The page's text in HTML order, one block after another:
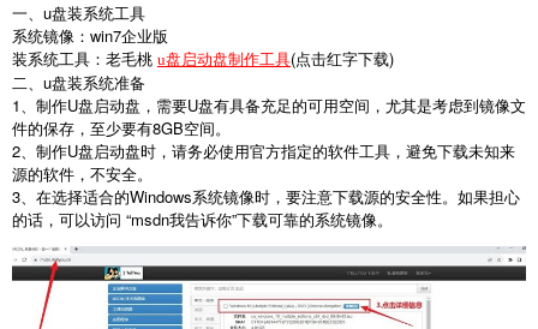
一、 u盘装系统工具
系统镜像： win7企业版
装系统工具：老毛桃 u盘启动盘制作工具(点击红字下载)
二、 u盘装系统准备
1、制作U盘启动盘，需要U盘有具备充足的可用空间，尤其是考虑到镜像文
件的保存，至少要有8GB空间。
2、制作U盘启动盘时，请务必使用官方指定的软件工具，避免下载未知来
源的软件，不安全。
3、在选择适合的Windows系统镜像时，要注意下载源的安全性。如果担心
的话，可以访问 “msdn我告诉你”下载可靠的系统镜像。